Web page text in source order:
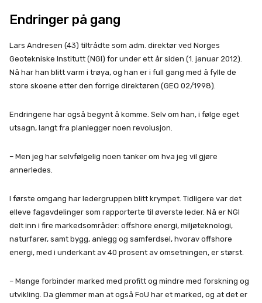
Endringer på gang
Lars Andresen (43) tiltrådte som adm. direktør ved Norges
Geotekniske Institutt (NGI) for under ett år siden (1. januar 2012).
Nå har han blitt varm i trøya, og han er i full gang med å fylle de
store skoene etter den forrige direktøren (GEO 02/1998).
Endringene har også begynt å komme. Selv om han, i følge eget
utsagn, langt fra planlegger noen revolusjon.
– Men jeg har selvfølgelig noen tanker om hva jeg vil gjøre
annerledes.
I første omgang har ledergruppen blitt krympet. Tidligere var det
elleve fagavdelinger som rapporterte til øverste leder. Nå er NGI
delt inn i fire markedsområder: offshore energi, miljøteknologi,
naturfarer, samt bygg, anlegg og samferdsel, hvorav offshore
energi, med i underkant av 40 prosent av omsetningen, er størst.
– Mange forbinder marked med profitt og mindre med forskning og
utvikling. Da glemmer man at også FoU har et marked, og at det er